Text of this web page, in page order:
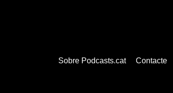
Sobre Podcasts.cat Contacte